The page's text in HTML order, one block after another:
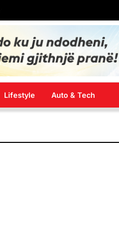
Lifestyle Auto & Tech